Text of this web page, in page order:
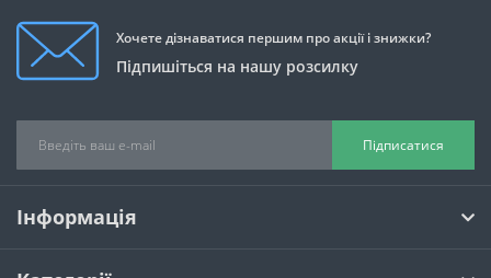
Хочете дізнаватися першим про акції і знижки?
Підпишіться на нашу розсилку
Підписатися
Інформація